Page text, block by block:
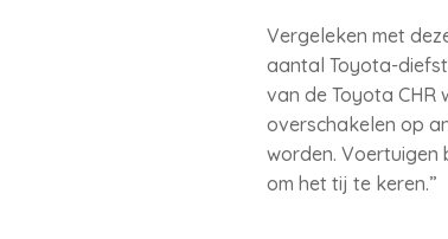
Vergeleken met
aantal Toyota-
van de Toyota CHR
overschakelen op
worden.
om het tij te keren.”